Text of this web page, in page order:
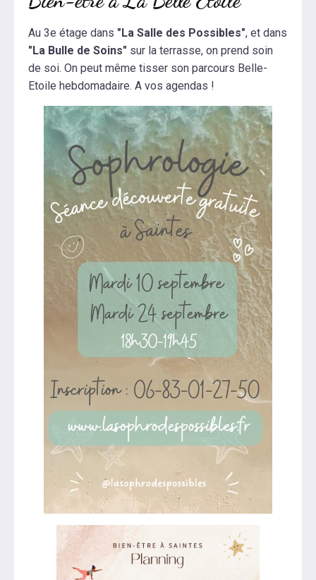
Au 3e étage dans "La Salle des Possibles", et dans
"La Bulle de Soins" sur la terrasse, on prend soin
de soi. On peut même tisser son parcours Belle-
Etoile hebdomadaire. A vos agendas !